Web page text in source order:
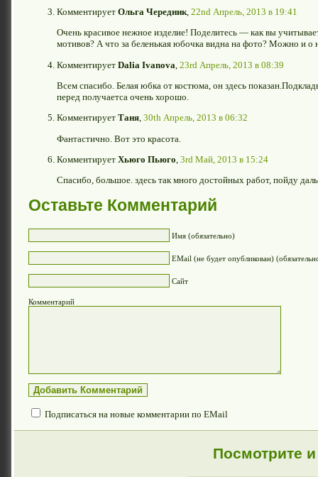
Комментирует Ольга Чередник 22nd Апрель, 2013 в 19:41
Очень красивое нежное изделие! Поделитесь — как вы
мотивов? А что за беленькая юбочка видна на фото? Можно и о
Комментирует Dalia Ivanova 23rd Апрель, 2013 в 08:39
Всем спасибо. Белая юбка от костюма, он здесь
перед получаетса очень хорошо.
Комментирует Таня, 30th Апрель, 2013 в 06:32
Фантастично. Вот это красота.
Комментирует Хьюго Пьюго 3rd Май, 2013 в 15:24
Спасибо, большое. здесь так много достойных работ, пойду
Оставьте Комментарий
Имя (обязательно)
EMail (не будет опубликован)
Сайт
Комментарий
Подписаться на новые комментарии по EMail
Посмотрите